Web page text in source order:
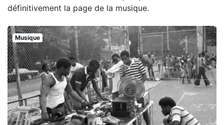
définitivement la page de la musique.
Musique